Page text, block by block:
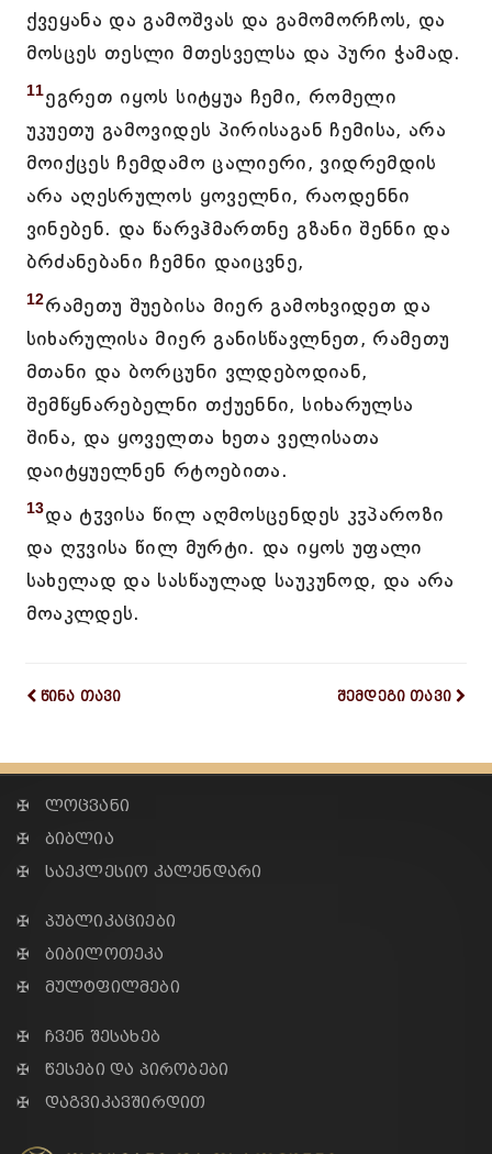
ქვეყანა და გამოშვას და გამომორჩოს, და
მოსცეს თესლი მთესველსა და პური ჭამად.
11ეგრეთ იყოს სიტყუა ჩემი, რომელი
უკუეთუ გამოვიდეს პირისაგან ჩემისა, არა
მოიქცეს ჩემდამო ცალიერი, ვიდრემდის
არა აღესრულოს ყოველნი, რაოდენნი
ვინებენ. და წარვჰმართნე გზანი შენნი და
ბრძანებანი ჩემნი დაიცვნე,
12რამეთუ შუებისა მიერ გამოხვიდეთ და
სიხარულისა მიერ განისწავლნეთ, რამეთუ
მთანი და ბორცუნი ვლდებოდიან,
შემწყნარებელნი თქუენნი, სიხარულსა
შინა, და ყოველთა ხეთა ველისათა
დაიტყუელნენ რტოებითა.
13და ტჳვისა წილ აღმოსცენდეს კჳპაროზი
და ღჳვისა წილ მურტი. და იყოს უფალი
სახელად და სასწაულად საუკუნოდ, და არა
მოაკლდეს.
წინა თავი შემდეგი თავი
✠ ლოცვანი
✠ ბიბლია
✠ საეკლესიო კალენდარი
✠ პუბლიკაციები
✠ ბიბილოთეკა
✠ მულტფილმები
✠ ჩვენ შესახებ
✠ წესები და პირობები
✠ დაგვიკავშირდით